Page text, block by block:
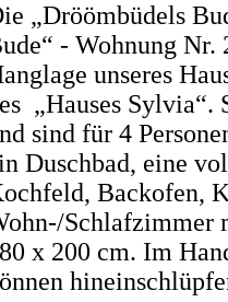
„Dröömbüdels
- Wohnung
unseres
„Hauses Sylvia“.
sind für 4
Duschbad, eine
Backofen,
Schlafzimmer
x 200 cm. Im